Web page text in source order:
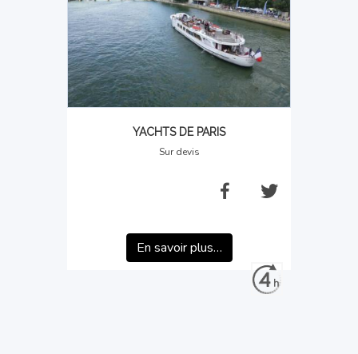
YACHTS DE PARIS
Sur devis
En savoir plus…